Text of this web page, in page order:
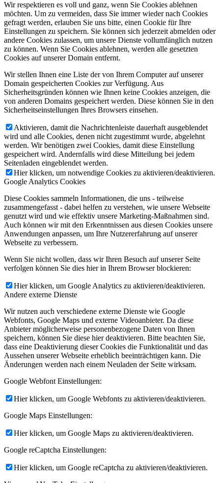
Wir respektieren es voll und ganz, wenn Sie Cookies ablehnen
möchten. Um zu vermeiden, dass Sie immer wieder nach Cookies
gefragt werden, erlauben Sie uns bitte, einen Cookie für Ihre
Einstellungen zu speichern. Sie können sich jederzeit abmelden oder
andere Cookies zulassen, um unsere Dienste vollumfänglich nutzen
zu können. Wenn Sie Cookies ablehnen, werden alle gesetzten
Cookies auf unserer Domain entfernt.
Wir stellen Ihnen eine Liste der von Ihrem Computer auf unserer
Domain gespeicherten Cookies zur Verfügung. Aus
Sicherheitsgründen können wie Ihnen keine Cookies anzeigen, die
von anderen Domains gespeichert werden. Diese können Sie in den
Sicherheitseinstellungen Ihres Browsers einsehen.
Aktivieren, damit die Nachrichtenleiste dauerhaft ausgeblendet
wird und alle Cookies, denen nicht zugestimmt wurde, abgelehnt
werden. Wir benötigen zwei Cookies, damit diese Einstellung
gespeichert wird. Andernfalls wird diese Mitteilung bei jedem
Seitenladen eingeblendet werden.
Hier klicken, um notwendige Cookies zu aktivieren/deaktivieren.
Google Analytics Cookies
Diese Cookies sammeln Informationen, die uns - teilweise
zusammengefasst - dabei helfen zu verstehen, wie unsere Webseite
genutzt wird und wie effektiv unsere Marketing-Maßnahmen sind.
Auch können wir mit den Erkenntnissen aus diesen Cookies unsere
Anwendungen anpassen, um Ihre Nutzererfahrung auf unserer
Webseite zu verbessern.
Wenn Sie nicht wollen, dass wir Ihren Besuch auf unserer Seite
verfolgen können Sie dies hier in Ihrem Browser blockieren:
Hier klicken, um Google Analytics zu aktivieren/deaktivieren.
Andere externe Dienste
Wir nutzen auch verschiedene externe Dienste wie Google
Webfonts, Google Maps und externe Videoanbieter. Da diese
Anbieter möglicherweise personenbezogene Daten von Ihnen
speichern, können Sie diese hier deaktivieren. Bitte beachten Sie,
dass eine Deaktivierung dieser Cookies die Funktionalität und das
Aussehen unserer Webseite erheblich beeinträchtigen kann. Die
Änderungen werden nach einem Neuladen der Seite wirksam.
Google Webfont Einstellungen:
Hier klicken, um Google Webfonts zu aktivieren/deaktivieren.
Google Maps Einstellungen:
Hier klicken, um Google Maps zu aktivieren/deaktivieren.
Google reCaptcha Einstellungen:
Hier klicken, um Google reCaptcha zu aktivieren/deaktivieren.